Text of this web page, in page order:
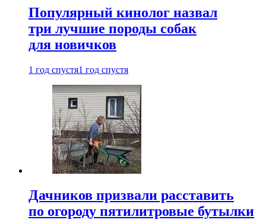
Популярный кинолог назвал
три лучшие породы собак
для новичков
1 год спустя1 год спустя
Дачников призвали расставить
по огороду пятилитровые бутылки